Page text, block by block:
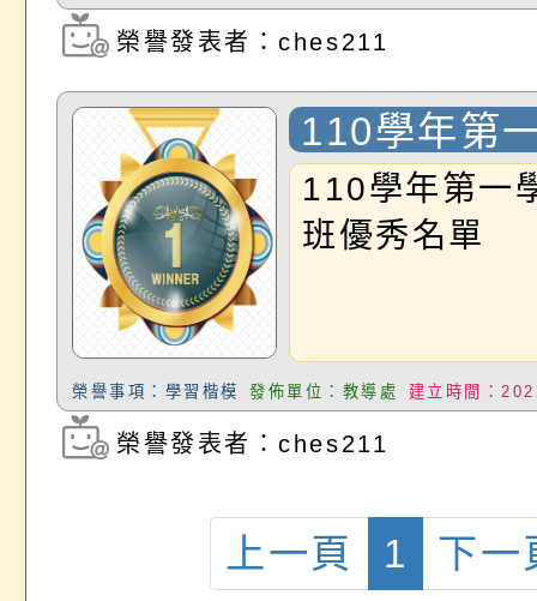
瀏覽次數：1155
榮譽發表者：ches211
110學年第
末各班優秀
110學年第一
班優秀名單
榮譽事項：學習楷模 發佈單位：教導處 建立時間：
瀏覽次數：1397
榮譽發表者：ches211
上一頁 1 下一